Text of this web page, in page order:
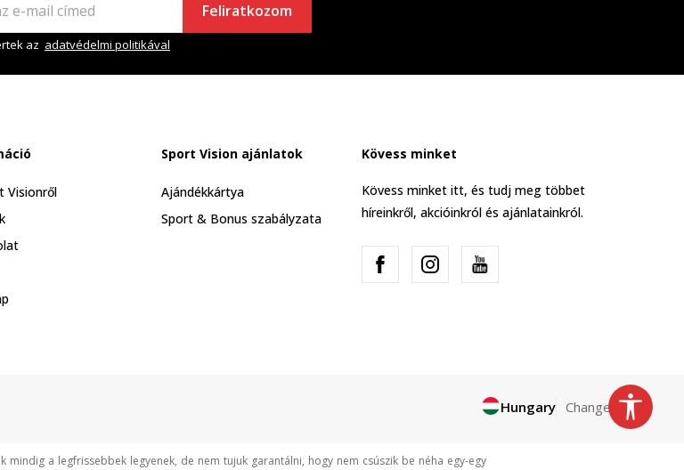
Feliratkozom
az adatvédelmi politikával
Visionről
Sport Vision ajánlatok
Ajándékkártya
Sport & Bonus szabályzata
Kövess minket
Kövess minket itt, és tudj meg többet
híreinkről, akcióinkról és ajánlatainkról.
Hungary Change
a legfrissebbek legyenek, de nem tujuk garantálni, hogy nem csúszik be néha egy-egy